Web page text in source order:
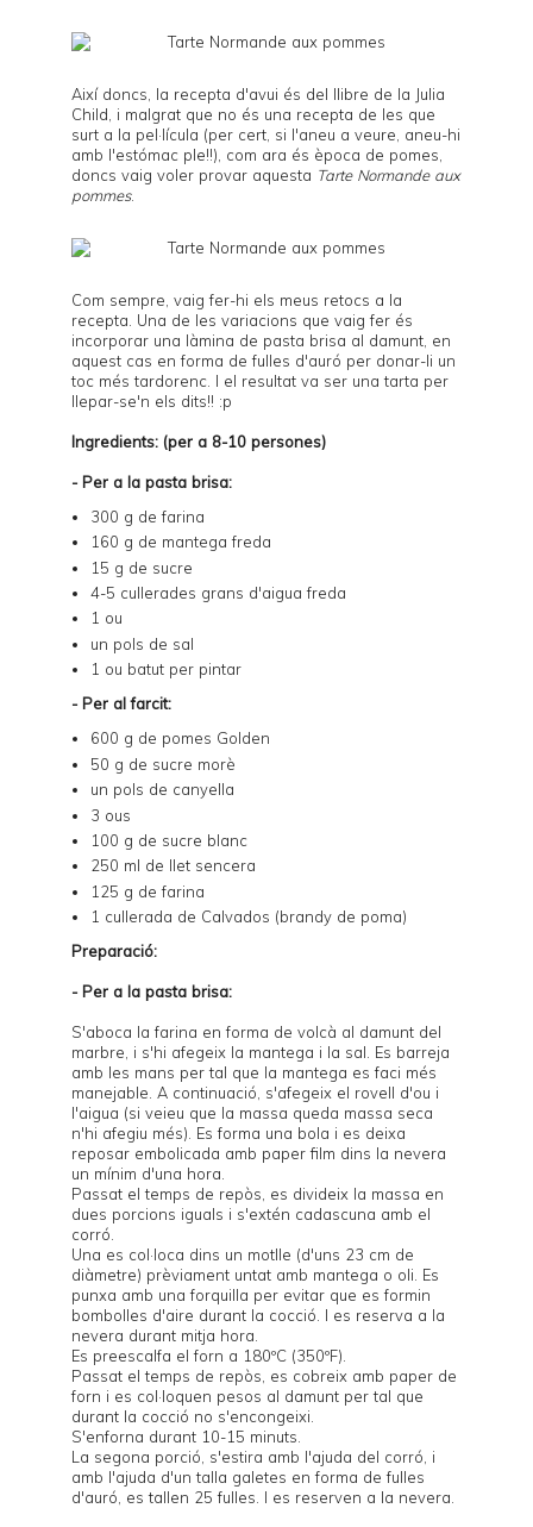
Així doncs, la recepta d'avui és del llibre de la Julia
Child, i malgrat que no és una recepta de les que
surt a la pel·lícula (per cert, si l'aneu a veure, aneu-hi
amb l'estómac ple!!), com ara és època de pomes,
doncs vaig voler provar aquesta Tarte Normande aux
pommes.
Com sempre, vaig fer-hi els meus retocs a la
recepta. Una de les variacions que vaig fer és
incorporar una làmina de pasta brisa al damunt, en
aquest cas en forma de fulles d'auró per donar-li un
toc més tardorenc. I el resultat va ser una tarta per
llepar-se'n els dits!! :p
Ingredients: (per a 8-10 persones)
- Per a la pasta brisa:
300 g de farina
160 g de mantega freda
15 g de sucre
4-5 cullerades grans d'aigua freda
1 ou
un pols de sal
1 ou batut per pintar
- Per al farcit:
600 g de pomes Golden
50 g de sucre morè
un pols de canyella
3 ous
100 g de sucre blanc
250 ml de llet sencera
125 g de farina
1 cullerada de Calvados (brandy de poma)
Preparació:
- Per a la pasta brisa:
S'aboca la farina en forma de volcà al damunt del
marbre, i s'hi afegeix la mantega i la sal. Es barreja
amb les mans per tal que la mantega es faci més
manejable. A continuació, s'afegeix el rovell d'ou i
l'aigua (si veieu que la massa queda massa seca
n'hi afegiu més). Es forma una bola i es deixa
reposar embolicada amb paper film dins la nevera
un mínim d'una hora.
Passat el temps de repòs, es divideix la massa en
dues porcions iguals i s'extén cadascuna amb el
corró.
Una es col·loca dins un motlle (d'uns 23 cm de
diàmetre) prèviament untat amb mantega o oli. Es
punxa amb una forquilla per evitar que es formin
bombolles d'aire durant la cocció. I es reserva a la
nevera durant mitja hora.
Es preescalfa el forn a 180ºC (350ºF).
Passat el temps de repòs, es cobreix amb paper de
forn i es col·loquen pesos al damunt per tal que
durant la cocció no s'encongeixi.
S'enforna durant 10-15 minuts.
La segona porció, s'estira amb l'ajuda del corró, i
amb l'ajuda d'un talla galetes en forma de fulles
d'auró, es tallen 25 fulles. I es reserven a la nevera.